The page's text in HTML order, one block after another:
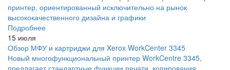
принтер, ориентированный исключительно на рынок
высококачественного дизайна и графики
Подробнее
15 июля
Обзор МФУ и картриджи для Xerox WorkCenter 3345
Новый многофункциональный принтер WorkCentre 3345,
предлагает стандартные функции печати, копирования,